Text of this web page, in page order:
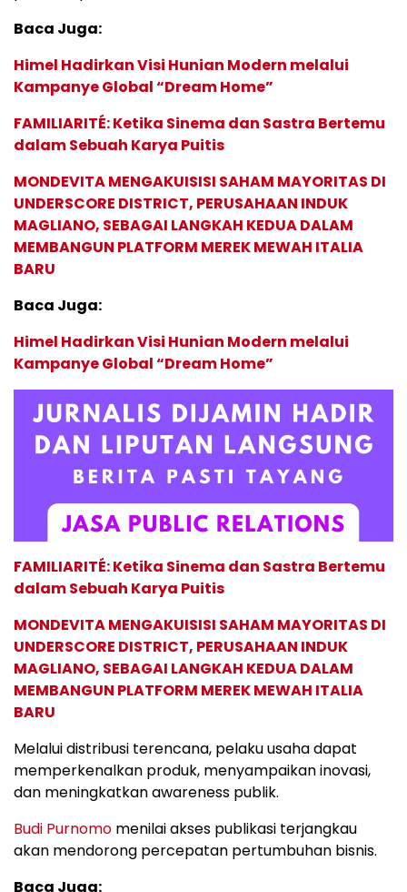
Baca Juga:
Himel Hadirkan Visi Hunian Modern melalui
Kampanye Global “Dream Home”
FAMILIARITÉ: Ketika Sinema dan Sastra Bertemu
dalam Sebuah Karya Puitis
MONDEVITA MENGAKUISISI SAHAM MAYORITAS DI
UNDERSCORE DISTRICT, PERUSAHAAN INDUK
MAGLIANO, SEBAGAI LANGKAH KEDUA DALAM
MEMBANGUN PLATFORM MEREK MEWAH ITALIA
BARU
Baca Juga:
Himel Hadirkan Visi Hunian Modern melalui
Kampanye Global “Dream Home”
FAMILIARITÉ: Ketika Sinema dan Sastra Bertemu
dalam Sebuah Karya Puitis
MONDEVITA MENGAKUISISI SAHAM MAYORITAS DI
UNDERSCORE DISTRICT, PERUSAHAAN INDUK
MAGLIANO, SEBAGAI LANGKAH KEDUA DALAM
MEMBANGUN PLATFORM MEREK MEWAH ITALIA
BARU
Melalui distribusi terencana, pelaku usaha dapat
memperkenalkan produk, menyampaikan inovasi,
dan meningkatkan awareness publik.
Budi Purnomo menilai akses publikasi terjangkau
akan mendorong percepatan pertumbuhan bisnis.
Baca Juga: